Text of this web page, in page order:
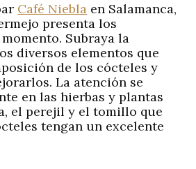
Café Niebla en Salamanca,
presenta los
Subraya la
diversos elementos que
de los cócteles y
La atención se
en las hierbas y plantas
el perejil y el tomillo que
tengan un excelente